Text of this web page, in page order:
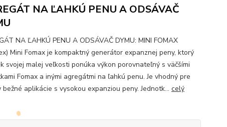
NA ĽAHKÚ PENU A ODSÁVAČ
NA ĽAHKÚ PENU A ODSÁVAČ DYMU: MINI FOMAX
Mini Fomax je kompaktný generátor expanznej peny, ktorý
svojej malej veľkosti ponúka výkon porovnateľný s väčšími
Fomax a inými agregátmi na ľahkú penu. Je vhodný pre
bežné aplikácie s vysokou expanziou peny. Jednotk... celý